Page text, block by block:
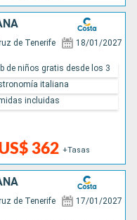
de Tenerife 18/01/2027
362 +Tasas
de niños gratis desde los 3
italiana
incluidas
de Tenerife 17/01/2027